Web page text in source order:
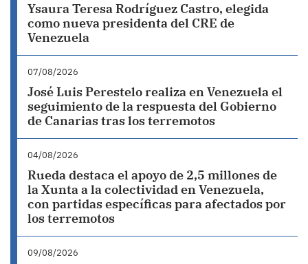
Ysaura Teresa Rodríguez Castro, elegida
como nueva presidenta del CRE de
Venezuela
07/08/2026
José Luis Perestelo realiza en Venezuela el
seguimiento de la respuesta del Gobierno
de Canarias tras los terremotos
04/08/2026
Rueda destaca el apoyo de 2,5 millones de
la Xunta a la colectividad en Venezuela,
con partidas específicas para afectados por
los terremotos
09/08/2026